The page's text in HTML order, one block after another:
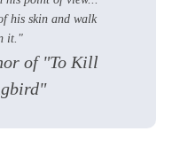
his skin and walk
it."
of "To Kill